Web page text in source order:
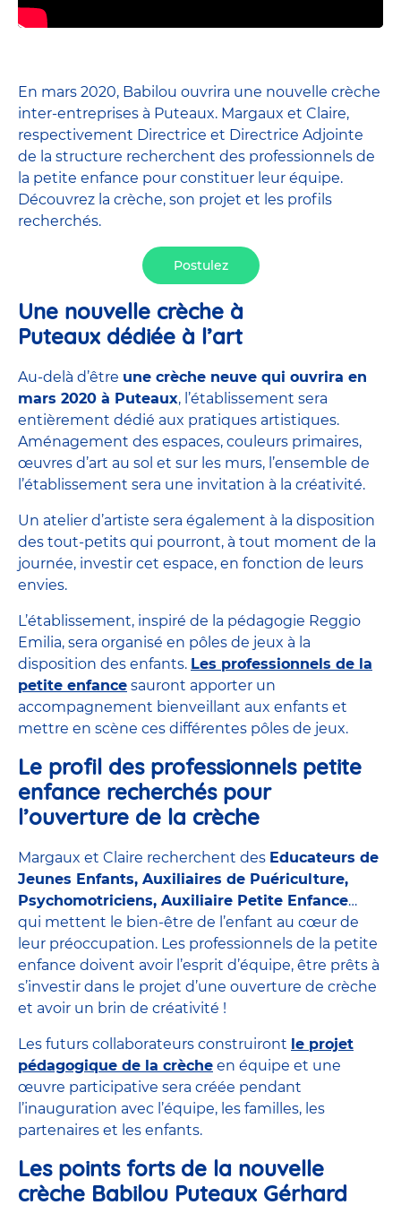
En mars 2020, Babilou ouvrira une nouvelle crèche
inter-entreprises à Puteaux. Margaux et Claire,
respectivement Directrice et Directrice Adjointe
de la structure recherchent des professionnels de
la petite enfance pour constituer leur équipe.
Découvrez la crèche, son projet et les profils
recherchés.
Postulez
Une nouvelle crèche à
Puteaux dédiée à l’art
Au-delà d’être une crèche neuve qui ouvrira en
mars 2020 à Puteaux, l’établissement sera
entièrement dédié aux pratiques artistiques.
Aménagement des espaces, couleurs primaires,
œuvres d’art au sol et sur les murs, l’ensemble de
l’établissement sera une invitation à la créativité.
Un atelier d’artiste sera également à la disposition
des tout-petits qui pourront, à tout moment de la
journée, investir cet espace, en fonction de leurs
envies.
L’établissement, inspiré de la pédagogie Reggio
Emilia, sera organisé en pôles de jeux à la
disposition des enfants. Les professionnels de la
petite enfance sauront apporter un
accompagnement bienveillant aux enfants et
mettre en scène ces différentes pôles de jeux.
Le profil des professionnels petite
enfance recherchés pour
l’ouverture de la crèche
Margaux et Claire recherchent des Educateurs de
Jeunes Enfants, Auxiliaires de Puériculture,
Psychomotriciens, Auxiliaire Petite Enfance…
qui mettent le bien-être de l’enfant au cœur de
leur préoccupation. Les professionnels de la petite
enfance doivent avoir l’esprit d’équipe, être prêts à
s’investir dans le projet d’une ouverture de crèche
et avoir un brin de créativité !
Les futurs collaborateurs construiront le projet
pédagogique de la crèche en équipe et une
œuvre participative sera créée pendant
l’inauguration avec l’équipe, les familles, les
partenaires et les enfants.
Les points forts de la nouvelle
crèche Babilou Puteaux Gérhard